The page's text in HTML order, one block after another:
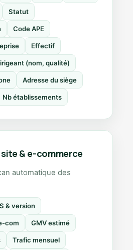
Statut
Code APE
Effectif
(nom, qualité)
Adresse du siège
Nb établissements
& e-commerce
automatique des
& version
com GMV estimé
Trafic mensuel